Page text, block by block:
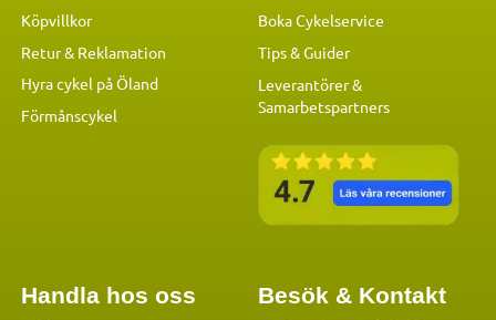
Köpvillkor
Retur & Reklamation
Hyra cykel på Öland
Förmånscykel
Boka Cykelservice
Tips & Guider
Leverantörer &
Samarbetspartners
Handla hos oss Besök & Kontakt